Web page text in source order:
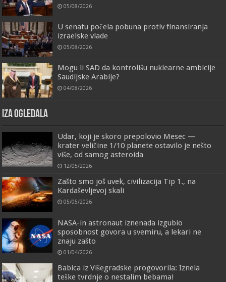
05/08/2026
U senatu počela pobuna protiv finansiranja
izraelske vlade
05/08/2026
Mogu li SAD da kontrolišu nuklearne ambicije
Saudijske Arabije?
04/08/2026
IZA OGLEDALA
Udar, koji je skoro prepolovio Mesec —
krater veličine 1/10 planete ostavilo je nešto
više, od samog asteroida
12/05/2026
Zašto smo još uvek, civilizacija Tip 1., na
Kardaševljevoj skali
05/05/2026
NASA-in astronaut iznenada izgubio
sposobnost govora u svemiru, a lekari ne
znaju zašto
01/04/2026
Babica iz Višegradske progovorila: Iznela
teške tvrdnje o nestalim bebama!